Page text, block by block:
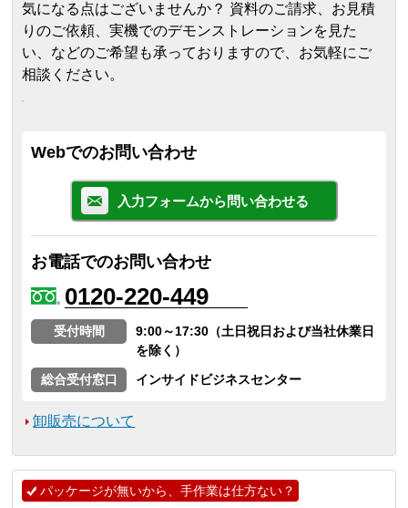
気になる点はございませんか？ 資料のご請求、お見積
りのご依頼、実機でのデモンストレーションを見た
い、などのご希望も承っておりますので、お気軽にご
相談ください。
Webでのお問い合わせ
入力フォームから問い合わせる
お電話でのお問い合わせ
0120-220-449
受付時間
9:00～17:30（土日祝日および当社休業日
を除く）
総合受付窓口
インサイドビジネスセンター
卸販売について
パッケージが無いから、手作業は仕方ない？